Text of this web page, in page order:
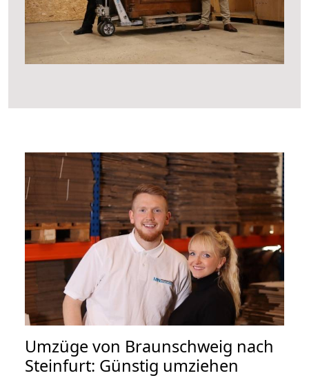
Umzüge von Braunschweig nach
Steinfurt: Günstig umziehen